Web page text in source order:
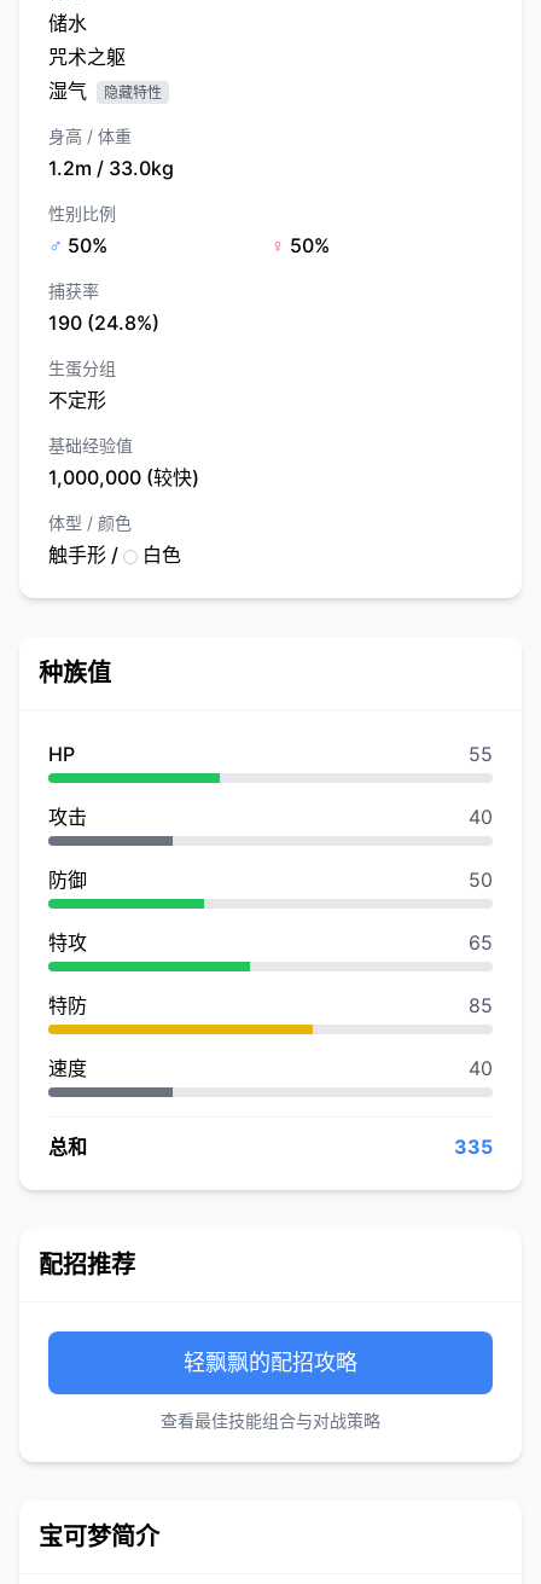
储水
咒术之躯
湿气
隐藏特性
身高 / 体重
1.2m / 33.0kg
性别比例
♂ 50% ♀ 50%
捕获率
190 (24.8%)
生蛋分组
不定形
基础经验值
1,000,000 (较快)
体型 / 颜色
触手形 / 白色
种族值
HP 55
攻击 40
防御 50
特攻 65
特防 85
速度 40
总和 335
配招推荐
轻飘飘的配招攻略
查看最佳技能组合与对战策略
宝可梦简介